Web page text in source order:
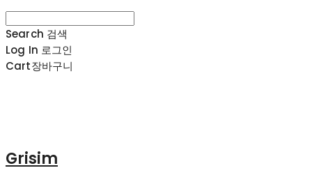
Search 검색
Log In 로그인
Cart장바구니
Grisim